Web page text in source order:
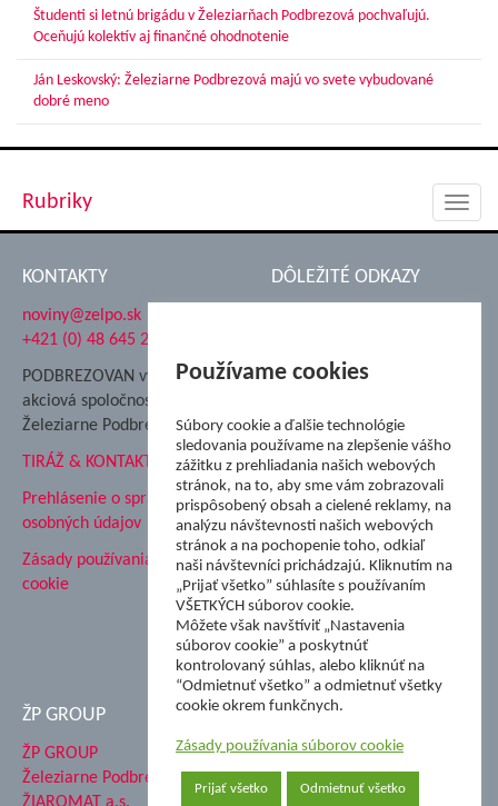
Študenti si letnú brigádu v Železiarňach Podbrezová pochvaľujú.
Oceňujú kolektív aj finančné ohodnotenie
Ján Leskovský: Železiarne Podbrezová majú vo svete vybudované
dobré meno
Rubriky
KONTAKTY
noviny@zelpo.sk
+421 (0) 48 645 2711
PODBREZOVAN vydáva
akciová spoločnosť
Železiarne Podbrezová
TIRÁŽ & KONTAKT
Prehlásenie o spracovaní
osobných údajov
Zásady používania súborov
cookie
DÔLEŽITÉ ODKAZY
Nadácia Železiarne
ŽP Informatika s.r.o.
ŠK Železiarne Podbrezová
Tále a.s.
ŽP GROUP
ŽP GROUP
Železiarne Podbrezová a.s.
Používame cookies
Súbory cookie a ďalšie technológie
sledovania používame na zlepšenie vášho
zážitku z prehliadania našich webových
stránok, na to, aby sme vám zobrazovali
prispôsobený obsah a cielené reklamy, na
analýzu návštevnosti našich webových
stránok a na pochopenie toho, odkiaľ
naši návštevníci prichádzajú. Kliknutím na
„Prijať všetko” súhlasíte s používaním
VŠETKÝCH súborov cookie.
Môžete však navštíviť „Nastavenia
súborov cookie” a poskytnúť
kontrolovaný súhlas, alebo kliknúť na
“Odmietnuť všetko” a odmietnuť všetky
cookie okrem funkčnych.
Zásady používania súborov cookie
Prijať všetko Odmietnuť všetko